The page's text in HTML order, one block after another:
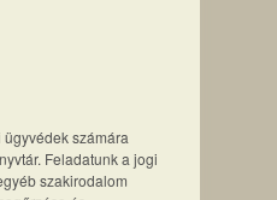
számára
Feladatunk a jogi
szakirodalom